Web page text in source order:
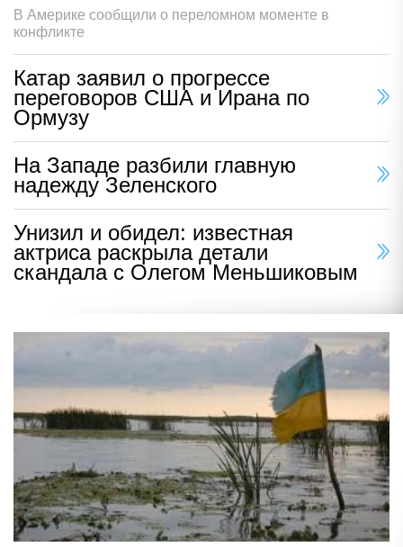
В Америке сообщили о переломном моменте в
конфликте
Катар заявил о прогрессе
переговоров США и Ирана по
Ормузу
На Западе разбили главную
надежду Зеленского
Унизил и обидел: известная
актриса раскрыла детали
скандала с Олегом Меньшиковым